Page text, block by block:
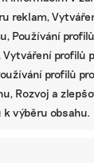
reklam,
Používání
Vytváření profilů
profilů
Rozvoj a
výběru obsahu.